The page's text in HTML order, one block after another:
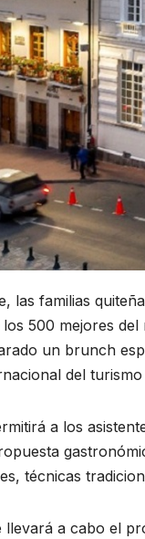
las familias
500 mejores del
un brunch
del turismo
a los
técnicas
llevará a cabo el